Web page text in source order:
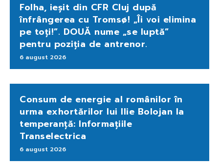
Folha, ieșit din CFR Cluj după
înfrângerea cu Tromsø! „Îi voi elimina
pe toți!”. DOUĂ nume „se luptă”
pentru poziția de antrenor.
6 august 2026
Consum de energie al românilor în
urma exhortărilor lui Ilie Bolojan la
temperanță: Informațiile
Transelectrica
6 august 2026